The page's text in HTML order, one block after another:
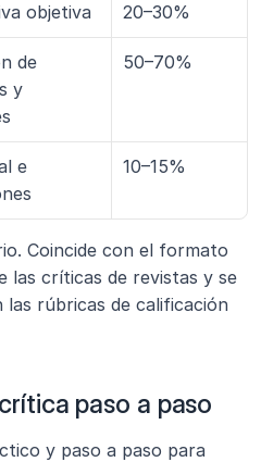
objetiva 20–30%
de
y
50–70%
e
10–15%
Coincide con el formato
las críticas de revistas y se
rúbricas de calificación
paso a paso
y paso a paso para